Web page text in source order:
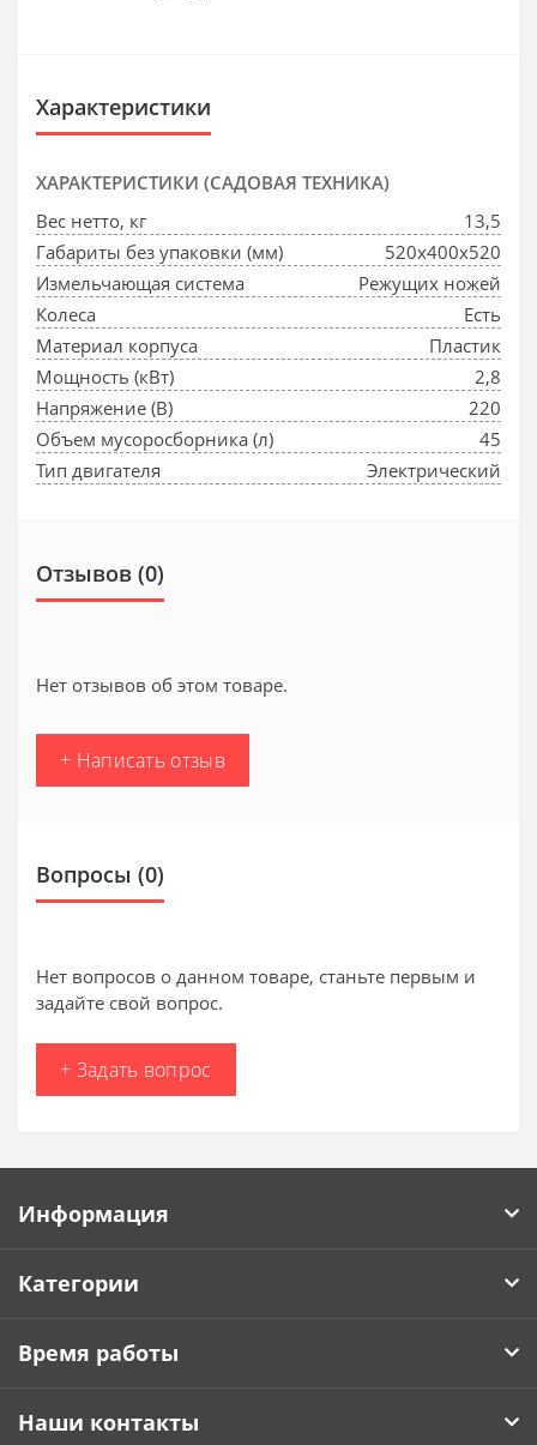
Характеристики
ХАРАКТЕРИСТИКИ (САДОВАЯ ТЕХНИКА)
Вес нетто, кг
13,5
Габариты без упаковки (мм)
520х400х520
Измельчающая система
Режущих ножей
Колеса
Есть
Материал корпуса
Пластик
Мощность (кВт)
2,8
Напряжение (В)
220
Объем мусоросборника (л)
45
Тип двигателя
Электрический
Отзывов (0)
Нет отзывов об этом товаре.
+ Написать отзыв
Вопросы (0)
Нет вопросов о данном товаре, станьте первым и
задайте свой вопрос.
+ Задать вопрос
Информация
Категории
Время работы
Наши контакты